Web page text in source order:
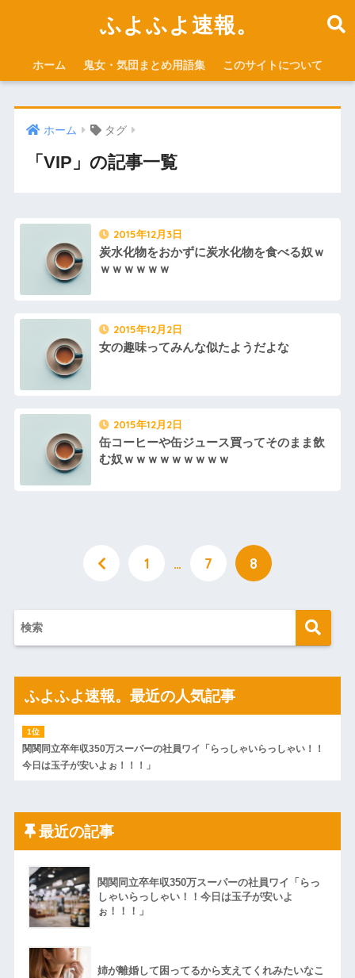
ふよふよ速報。
ホーム 鬼女・気団まとめ用語集 このサイトについて
ホーム タグ
「VIP」の記事一覧
2015年12月3日
炭水化物をおかずに炭水化物を食べる奴ｗ
ｗｗｗｗｗｗ
2015年12月2日
女の趣味ってみんな似たようだよな
2015年12月2日
缶コーヒーや缶ジュース買ってそのまま飲
む奴ｗｗｗｗｗｗｗｗｗ
1 … 7 8
ふよふよ速報。最近の人気記事
関関同立卒年収350万スーパーの社員ワイ「らっしゃいらっしゃい！！
今日は玉子が安いよぉ！！！」
最近の記事
関関同立卒年収350万スーパーの社員ワイ「らっ
しゃいらっしゃい！！今日は玉子が安いよ
ぉ！！！」
姉が離婚して困ってるから支えてくれみたいなこ